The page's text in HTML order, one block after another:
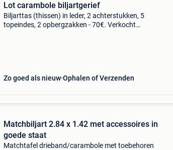
Lot carambole biljartgerief
Biljarttas (thissen) in leder, 2 achterstukken, 5
topeindes, 2 opbergzakken - 70€. Verkocht
Zo goed als nieuw Ophalen of Verzenden
Matchbiljart 2.84 x 1.42 met accessoires in
goede staat
Matchtafel drieband/carambole met toebehoren